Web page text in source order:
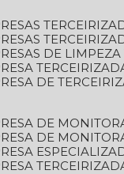
DE
DE
DE
DE